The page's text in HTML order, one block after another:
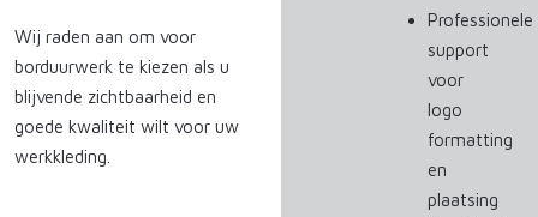
Wij raden aan om voor
borduurwerk te kiezen als u
blijvende zichtbaarheid en
goede kwaliteit wilt voor uw
werkkleding.
Professionele
support
voor
logo
formatting
en
plaatsing